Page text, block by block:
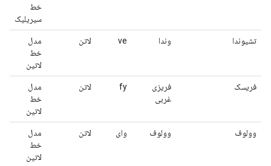
خط
سیریلیک
تشیوندا وندا ve لاتن
مدل
خط
لاتین
فریسک
فریزی
غربی
fy لاتن
مدل
خط
لاتین
وولوف وولوف وای لاتن
مدل
خط
لاتین